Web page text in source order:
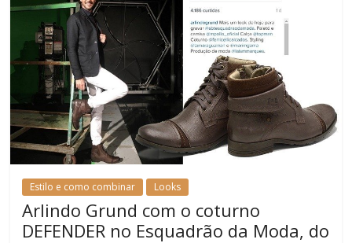
Estilo e como combinar Looks
Arlindo Grund com o coturno
DEFENDER no Esquadrão da Moda, do